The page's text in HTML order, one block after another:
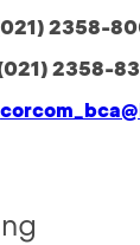
2358-